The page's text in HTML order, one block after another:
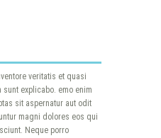
veritatis et quasi
explicabo. emo enim
sit aspernatur aut odit
magni dolores eos qui
Neque porro